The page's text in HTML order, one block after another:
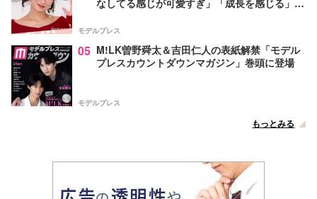
なしてる感じが可愛すぎ」「成長を感じる」の
モデルプレス
05 M!LK曽野舜太＆吉田仁人の表紙解禁「モデル
プレスカウントダウンマガジン」巻頭に登場
モデルプレス
もっとみる